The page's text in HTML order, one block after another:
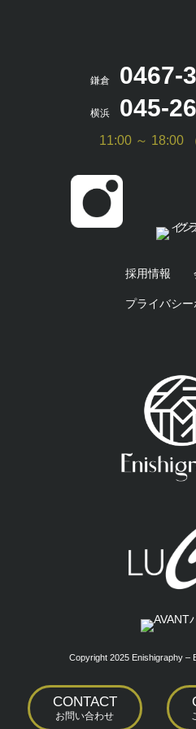
鎌倉 0467-
横浜 045-
11:00 ～ 18:00
採用情報
プライバシ
Copyright 2025 Enishigraphy –
CONTACT
お問い合わせ